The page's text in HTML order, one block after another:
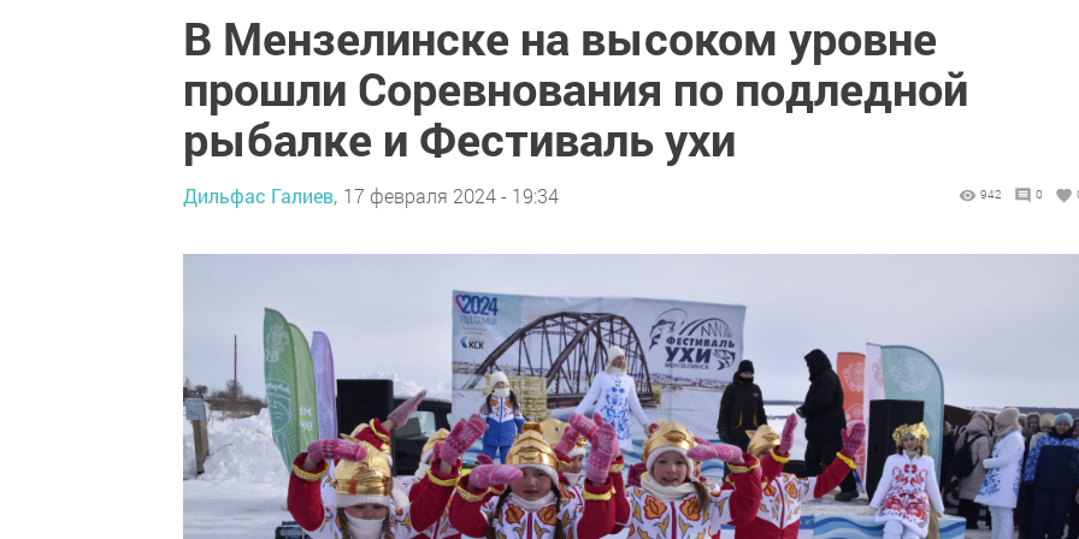
В Мензелинске на высоком уровне
прошли Соревнования по подледной
рыбалке и Фестиваль ухи
Дильфас Галиев, 17 февраля 2024 - 19:34 942 0